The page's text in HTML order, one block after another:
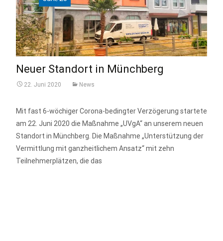
Neuer Standort in Münchberg
22. Juni 2020 News
Mit fast 6-wöchiger Corona-bedingter Verzögerung startete
am 22. Juni 2020 die Maßnahme „UVgA“ an unserem neuen
Standort in Münchberg. Die Maßnahme „Unterstützung der
Vermittlung mit ganzheitlichem Ansatz“ mit zehn
Teilnehmerplätzen, die das